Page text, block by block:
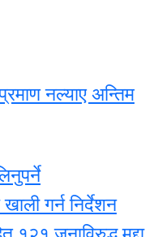
नल्याए अन्तिम
गर्न निर्देशन